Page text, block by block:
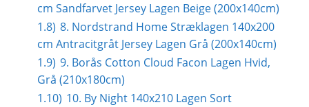
cm Sandfarvet Jersey Lagen Beige (200x140cm)
1.8) 8. Nordstrand Home Stræklagen 140x200
cm Antracitgråt Jersey Lagen Grå (200x140cm)
1.9) 9. Borås Cotton Cloud Facon Lagen Hvid,
Grå (210x180cm)
1.10) 10. By Night 140x210 Lagen Sort